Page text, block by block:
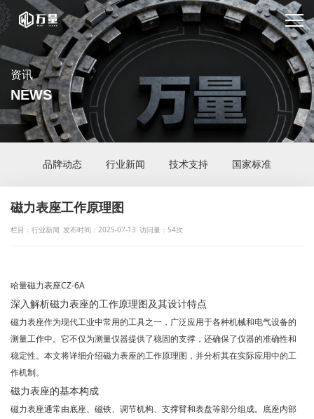
资讯
NEWS
品牌动态 行业新闻 技术支持 国家标准
磁力表座工作原理图
栏目：行业新闻 发布时间：2025-07-13 访问量：54次
哈量磁力表座CZ-6A
深入解析磁力表座的工作原理图及其设计特点
磁力表座作为现代工业中常用的工具之一，广泛应用于各种机械和电气设备的
测量工作中。它不仅为测量仪器提供了稳固的支撑，还确保了仪器的准确性和
稳定性。本文将详细介绍磁力表座的工作原理图，并分析其在实际应用中的工
作机制。
磁力表座的基本构成
磁力表座通常由底座、磁铁、调节机构、支撑臂和表盘等部分组成。底座内部